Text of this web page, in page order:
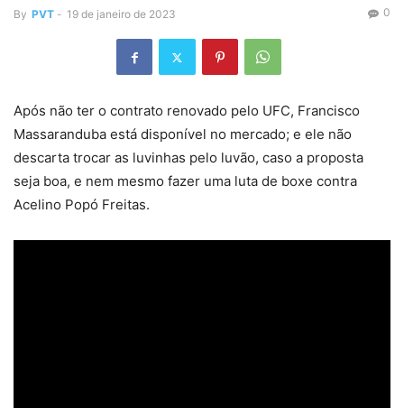
By PVT - 19 de janeiro de 2023 0
Após não ter o contrato renovado pelo UFC, Francisco
Massaranduba está disponível no mercado; e ele não
descarta trocar as luvinhas pelo luvão, caso a proposta
seja boa, e nem mesmo fazer uma luta de boxe contra
Acelino Popó Freitas.